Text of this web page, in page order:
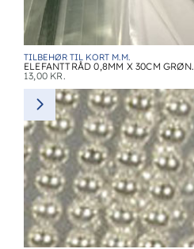
TILBEHØR TIL KORT M.M.
ELEFANTTRÅD 0,8MM X 30CM GRØN.
13,00 KR.